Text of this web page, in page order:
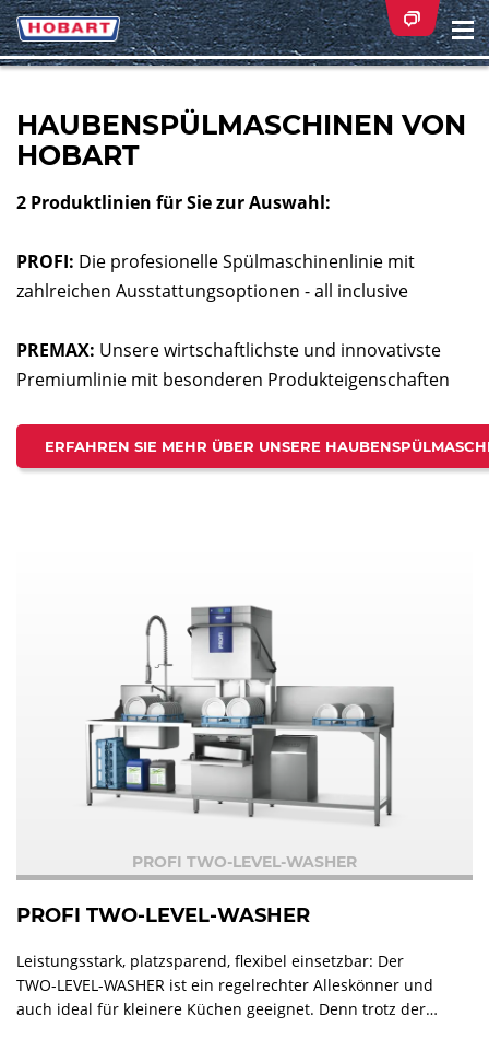
HAUBENSPÜLMASCHINEN VON
HOBART
2 Produktlinien für Sie zur Auswahl:
PROFI: Die profesionelle Spülmaschinenlinie mit
zahlreichen Ausstattungsoptionen - all inclusive
PREMAX: Unsere wirtschaftlichste und innovativste
Premiumlinie mit besonderen Produkteigenschaften
ERFAHREN SIE MEHR ÜBER UNSERE
PROFI TWO-LEVEL-WASHER
PROFI TWO-LEVEL-WASHER
Leistungsstark, platzsparend, flexibel einsetzbar: Der
TWO-LEVEL-WASHER ist ein regelrechter Alleskönner und
auch ideal für kleinere Küchen geeignet. Denn trotz der